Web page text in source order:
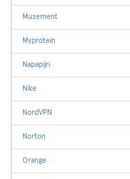
Musement
Myprotein
Napapijri
Nike
NordVPN
Norton
Orange